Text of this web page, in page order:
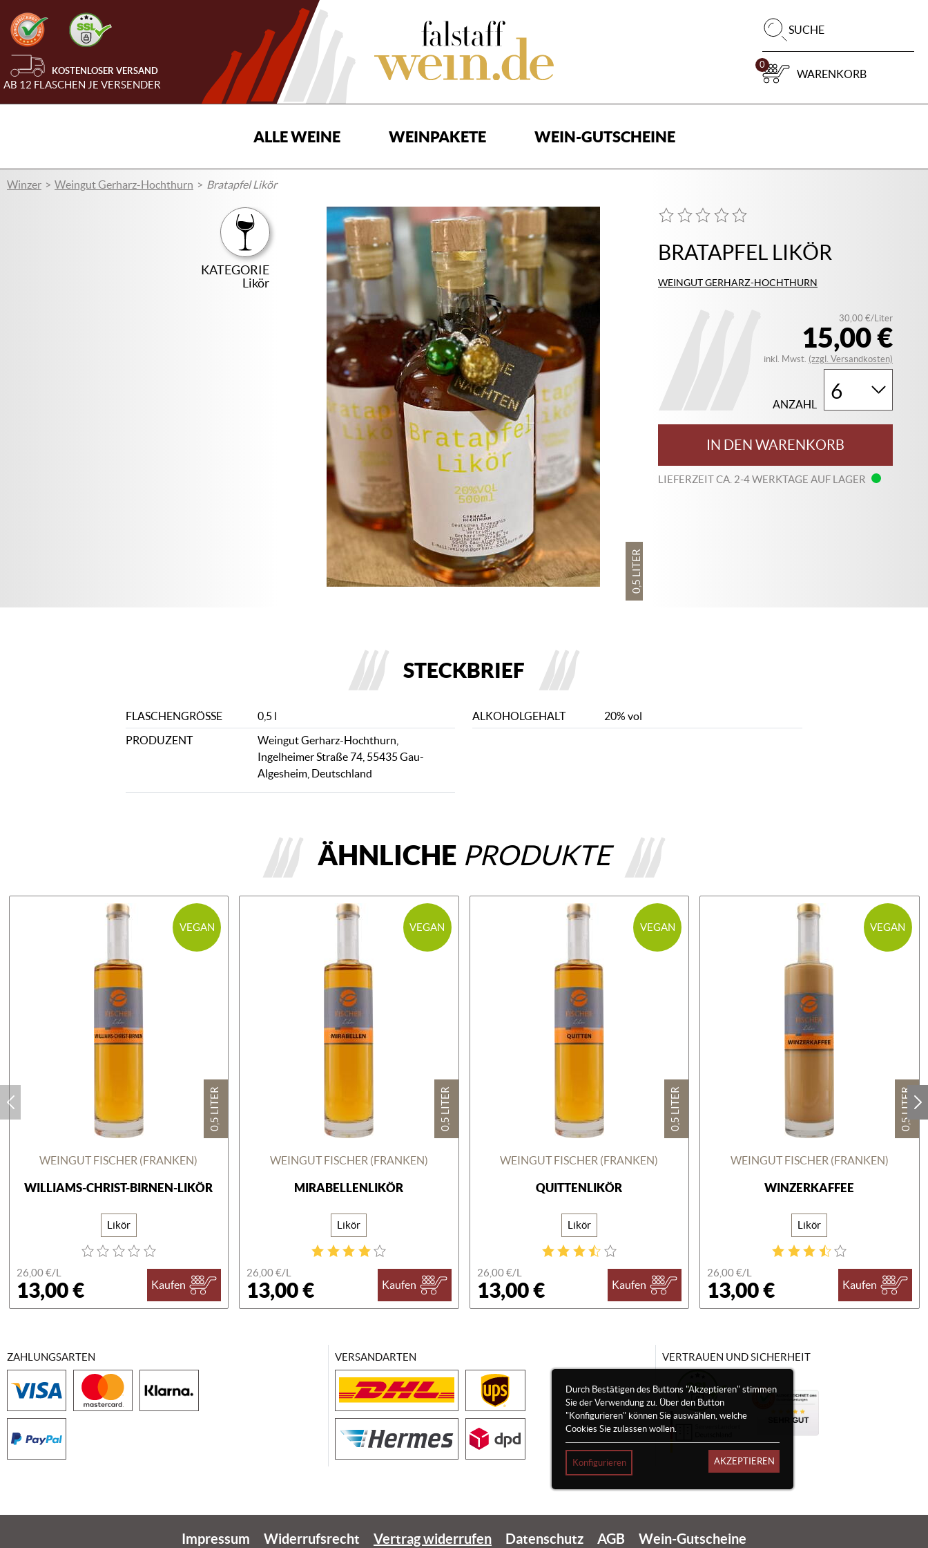
KOSTENLOSER VERSAND
AB 12 FLASCHEN JE VERSENDER
SUCHE
0
WARENKORB
ALLE WEINE WEINPAKETE WEIN-GUTSCHEINE
Winzer Weingut Gerharz-Hochthurn Bratapfel Likör
0,5 LITER
KATEGORIE
Likör
BRATAPFEL LIKÖR
WEINGUT GERHARZ-HOCHTHURN
15,00 €
30,00 €/Liter
inkl. Mwst. (zzgl. Versandkosten)
ANZAHL
IN DEN WARENKORB
LIEFERZEIT CA. 2-4 WERKTAGE AUF LAGER
STECKBRIEF
FLASCHENGRÖSSE 0,5 l ALKOHOLGEHALT
20% vol
PRODUZENT
Weingut Gerharz-Hochthurn,
Ingelheimer Straße 74, 55435 Gau-
Algesheim, Deutschland
ÄHNLICHE PRODUKTE
VEGAN
0,5 LITER
WEINGUT FISCHER (FRANKEN)
WILLIAMS-CHRIST-BIRNEN-LIKÖR
Likör
26,00 €/L
13,00 € Kaufen
VEGAN
0,5 LITER
WEINGUT FISCHER (FRANKEN)
MIRABELLENLIKÖR
Likör
26,00 €/L
13,00 € Kaufen
VEGAN
0,5 LITER
WEINGUT FISCHER (FRANKEN)
QUITTENLIKÖR
Likör
26,00 €/L
13,00 € Kaufen
VEGAN
0,5 LITER
WEINGUT FISCHER (FRANKEN)
WINZERKAFFEE
Likör
26,00 €/L
13,00 € Kaufen
Durch Bestätigen des Buttons "Akzeptieren" stimmen
Sie der Verwendung zu. Über den Button
"Konfigurieren" können Sie auswählen, welche
Cookies Sie zulassen wollen.
Konfigurieren AKZEPTIEREN
ZAHLUNGSARTEN VERSANDARTEN VERTRAUEN UND SICHERHEIT
Impressum Widerrufsrecht Vertrag widerrufen Datenschutz AGB Wein-Gutscheine